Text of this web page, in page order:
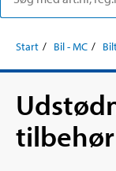
Start Bil - MC